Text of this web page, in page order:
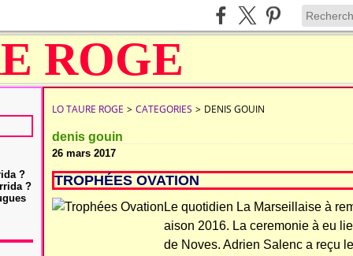
?
?
LO TAURE ROGE > CATEGORIES > DENIS GOUIN
denis gouin
26 mars 2017
TROPHÉES OVATION
Le quotidien La Marseillaise à
aison 2016. La ceremonie à eu
de Noves. Adrien Salenc a reçu